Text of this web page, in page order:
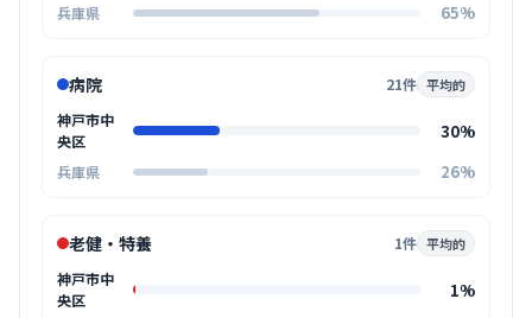
兵庫県 65%
病院 21件 平均的
神戸市中
央区
30%
兵庫県 26%
老健・特養 1件 平均的
神戸市中
央区
1%